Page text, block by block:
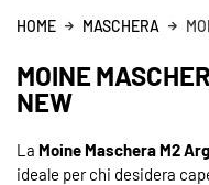
HOME MASCHERA
MOINE
NEW
La Moine Maschera M2
ideale per chi desidera